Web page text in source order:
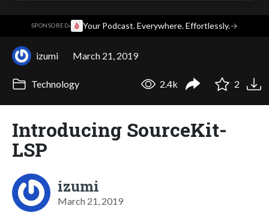
SPONSORED· Your Podcast. Everywhere. Effortlessly.→
izumi March 21, 2019
Technology 2.4k 2
Introducing SourceKit-
LSP
izumi
March 21, 2019